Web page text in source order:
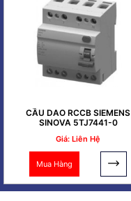
CẦU DAO RCCB SIEMENS
SINOVA 5TJ7441-0
Giá: Liên Hệ
Mua Hàng